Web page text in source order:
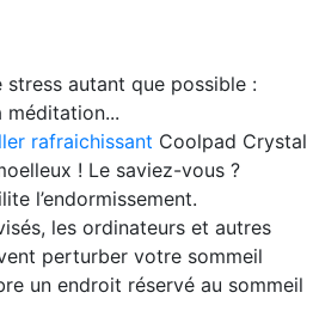
stress autant que possible :
méditation...
rafraichissant Coolpad Crystal
! Le saviez-vous ?
l’endormissement.
les ordinateurs et autres
perturber votre sommeil
un endroit réservé au sommeil